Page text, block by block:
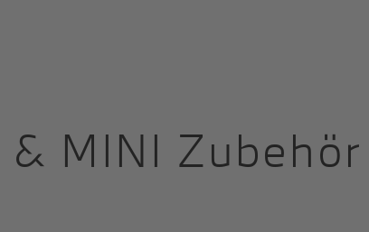
MINI Zubehör